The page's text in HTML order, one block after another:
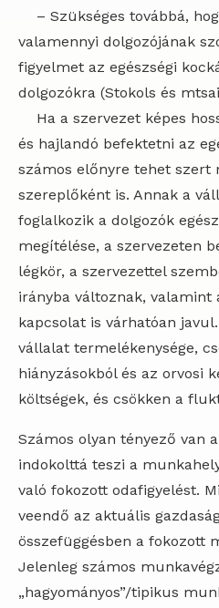
– Szükséges továbbá,
valamennyi dolgozójának
figyelmet az egészségi
dolgozókra (Stokols és
Ha a szervezet képes
és hajlandó befektetni az
számos előnyre tehet szert
szereplőként is. Annak a
foglalkozik a dolgozók
megítélése, a szervezeten
légkör, a szervezettel
irányba változnak,
kapcsolat is várhatóan
vállalat termelékenysége,
hiányzásokból és az orvosi
költségek, és csökken a
Számos olyan tényező van
indokolttá teszi a
való fokozott odafigyelést.
veendő az aktuális
összefüggésben a fokozott
Jelenleg számos
„hagyományos”/tipikus